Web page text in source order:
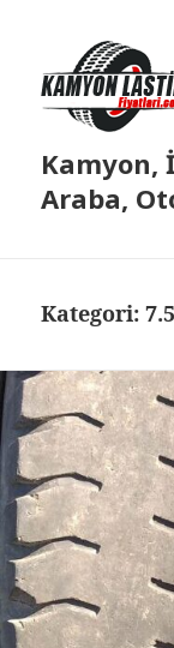
Kamyon,
Araba,
Kategori: